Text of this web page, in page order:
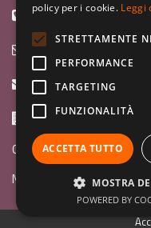
+39 0461 1822775
info@incoweb.org
inco@mypec.eu
Via Scipio Sighele 3
Guida ai programmi
News
policy per i cookie. Leggi
STRETTAMENTE
PERFORMANCE
TARGETING
FUNZIONALITÀ
ACCETTA TUTTO
MOSTRA
POWERED BY